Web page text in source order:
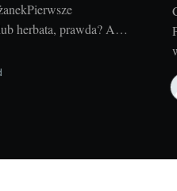
herbata, prawda? Ale
sztuki w formie
i talentowi